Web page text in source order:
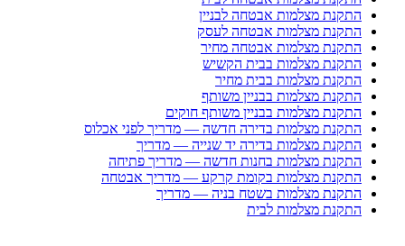
התקנת מצלמות אבטחה לבניין
התקנת מצלמות אבטחה לעסק
התקנת מצלמות אבטחה מחיר
התקנת מצלמות בבית הקשיש
התקנת מצלמות בבית מחיר
התקנת מצלמות בבניין משותף
התקנת מצלמות בבניין משותף חוקים
התקנת מצלמות בדירה חדשה — מדריך לפני אכלוס
התקנת מצלמות בדירה יד שנייה — מדריך
התקנת מצלמות בחנות חדשה — מדריך פתיחה
התקנת מצלמות בקומת קרקע — מדריך אבטחה
התקנת מצלמות בשטח בניה — מדריך
התקנת מצלמות לבית